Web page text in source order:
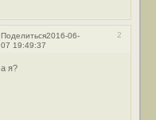
Поделиться 2
2016-06-
07 19:49:37
а я?